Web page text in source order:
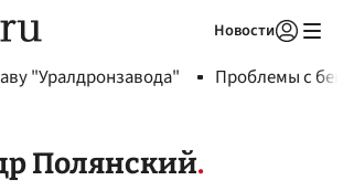
Новости
"Уралдронзавода" Проблемы с
Полянский